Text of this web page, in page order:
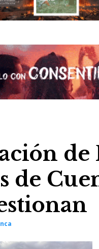
de
de